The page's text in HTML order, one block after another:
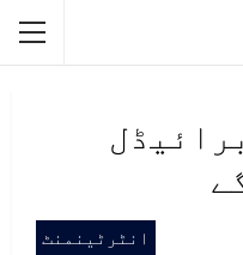
انٹرٹینمنٹ